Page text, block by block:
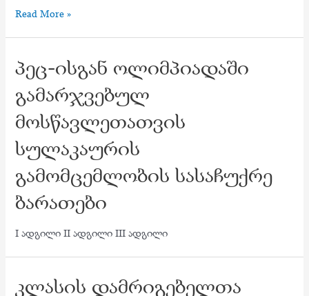
პეცის
ტურში
გადასული
მოსწავლეები
Read More »
პეც-ისგან ოლიმპიადაში
გამარჯვებულ
მოსწავლეთათვის
სულაკაურის
გამომცემლობის სასაჩუქრე
ბარათები
I ადგილი II ადგილი III ადგილი
კლასის დამრიგებელთა